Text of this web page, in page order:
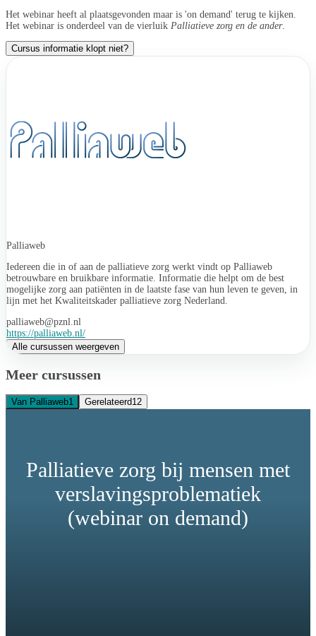
Het webinar heeft al plaatsgevonden maar is 'on demand' terug te kijken.
Het webinar is onderdeel van de vierluik Palliatieve zorg en de ander.
Cursus informatie klopt niet?
Palliaweb
Iedereen die in of aan de palliatieve zorg werkt vindt op Palliaweb
betrouwbare en bruikbare informatie. Informatie die helpt om de best
mogelijke zorg aan patiënten in de laatste fase van hun leven te geven, in
lijn met het Kwaliteitskader palliatieve zorg Nederland.
palliaweb@pznl.nl
https://palliaweb.nl/
Alle cursussen weergeven
Meer cursussen
Van Palliaweb1 Gerelateerd12
Palliatieve zorg bij mensen met
verslavingsproblematiek
(webinar on demand)